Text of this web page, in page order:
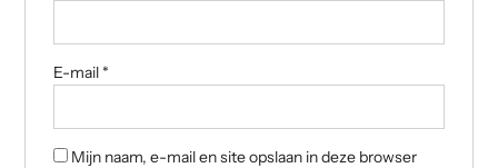
E-mail *
Mijn naam, e-mail en site opslaan in deze browser